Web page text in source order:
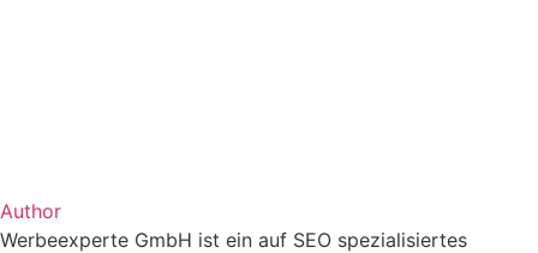
Author
Werbeexperte GmbH ist ein auf SEO spezialisiertes